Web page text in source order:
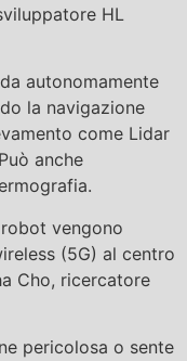
HL
autonomamente
la navigazione
come Lidar
anche
vengono
(5G) al centro
Cho, ricercatore
pericolosa o sente